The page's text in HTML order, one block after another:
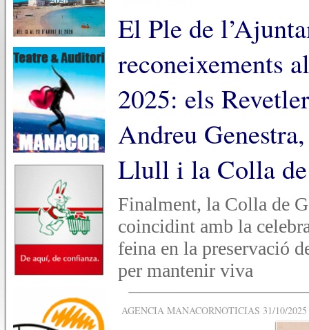
El Ple de
reconeixements
2025: els
Andreu
Llull i la Colla de
Finalment, la Colla de
coincidint amb la
feina en la preservació
per mantenir viva
AGENCIA MANACORNOTICIAS 31/10/